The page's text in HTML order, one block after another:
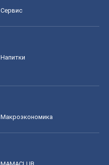
Сервис
Напитки
Mакроэкономика